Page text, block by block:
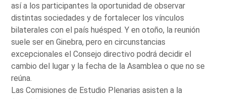
así a los participantes la oportunidad de observar
distintas sociedades y de fortalecer los vínculos
bilaterales con el país huésped. Y en otoño, la reunión
suele ser en Ginebra, pero en circunstancias
excepcionales el Consejo directivo podrá decidir el
cambio del lugar y la fecha de la Asamblea o que no se
reúna.
Las Comisiones de Estudio Plenarias asisten a la